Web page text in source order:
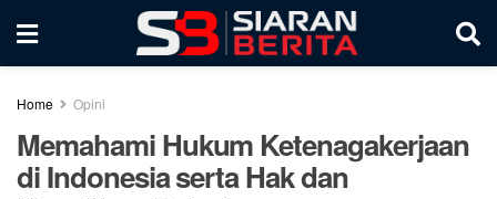
Home Opini
Memahami Hukum Ketenagakerjaan
di Indonesia serta Hak dan